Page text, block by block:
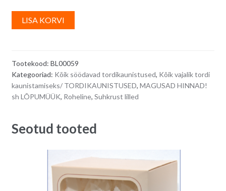
LISA KORVI
l
r
v
Tootekood: BL00059
Kategooriad: Kõik söödavad tordikaunistused, Kõik vajalik tordi
kaunistamiseks/ TORDIKAUNISTUSED, MAGUSAD HINNAD!
sh LÕPUMÜÜK, Roheline, Suhkrust lilled
Seotud tooted